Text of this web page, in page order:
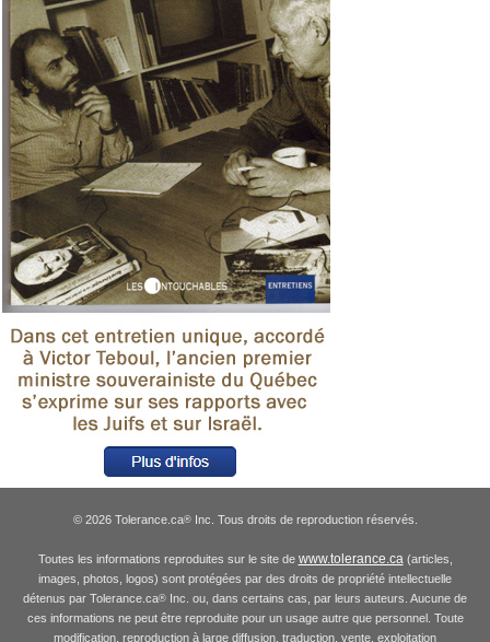
© 2026 Tolerance.ca®Inc. Tous droits de reproduction réservés.
Toutes les informations reproduites sur le site de www.tolerance.ca (articles,
images, photos, logos) sont protégées par des droits de propriété intellectuelle
détenus par Tolerance.ca® Inc. ou, dans certains cas, par leurs auteurs. Aucune de
ces informations ne peut être reproduite pour un usage autre que personnel. Toute
modification, reproduction à large diffusion, traduction, vente, exploitation